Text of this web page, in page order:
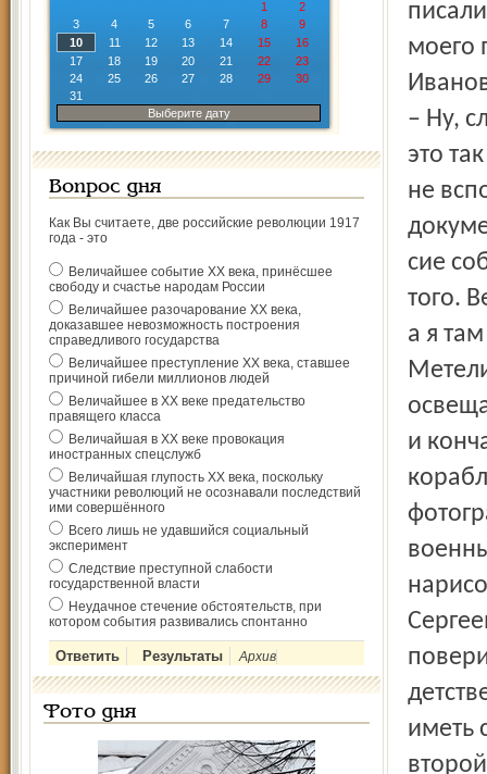
1
2
3
4 5 6 7 8
9
10
11 12 13 14 15
16
17
18 19 20 21 22
23
24
25 26 27 28 29
30
31
Выберите дату
Вопрос дня
Как Вы считаете, две российские революции 1917
года - это
Величайшее событие ХХ века, принёсшее
свободу и счастье народам России
Величайшее разочарование ХХ века,
доказавшее невозможность построения
справедливого государства
Величайшее преступление ХХ века, ставшее
причиной гибели миллионов людей
Величайшее в ХХ веке предательство
правящего класса
Величайшая в ХХ веке провокация
иностранных спецслужб
Величайшая глупость ХХ века, поскольку
участники революций не осознавали последствий
ими совершённого
Всего лишь не удавшийся социальный
эксперимент
Следствие преступной слабости
государственной власти
Неудачное стечение обстоятельств, при
котором события развивались спонтанно
Архив
Фото дня